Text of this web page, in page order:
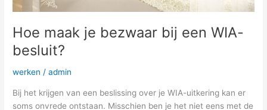
Hoe maak je bezwaar bij een WIA-
besluit?
werken /admin
Bij het krijgen van een beslissing over je WIA-uitkering kan er
soms onvrede ontstaan. Misschien ben je het niet eens met de